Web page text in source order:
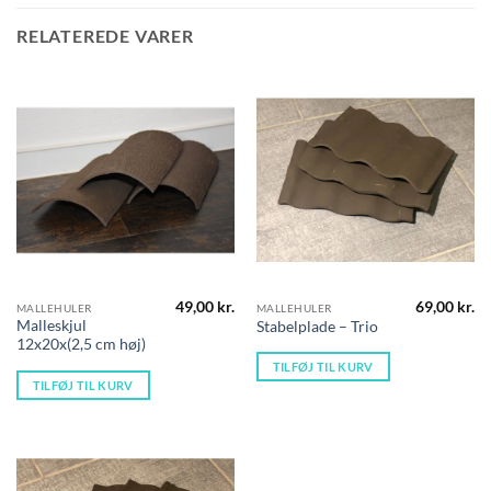
RELATEREDE VARER
MALLEHULER
Malleskjul
12x20x(2,5 cm høj)
49,00 kr.
TILFØJ TIL KURV
MALLEHULER
Stabelplade – Trio
69,00 kr.
TILFØJ TIL KURV